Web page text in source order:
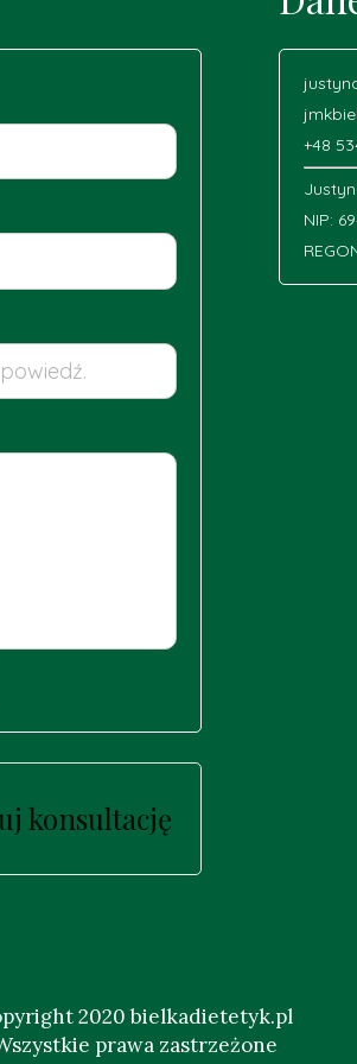
konsultację
+48
NIP:
2020 bielkadietetyk.pl
prawa zastrzeżone